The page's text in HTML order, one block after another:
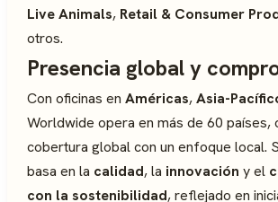
Live Animals, Retail & Consumer
otros.
Presencia global y
Con oficinas en Américas,Asia-
Worldwide opera en más de 60 países,
cobertura global con un enfoque local.
basa en la calidad, la innovación y el
con la sostenibilidad, reflejado en